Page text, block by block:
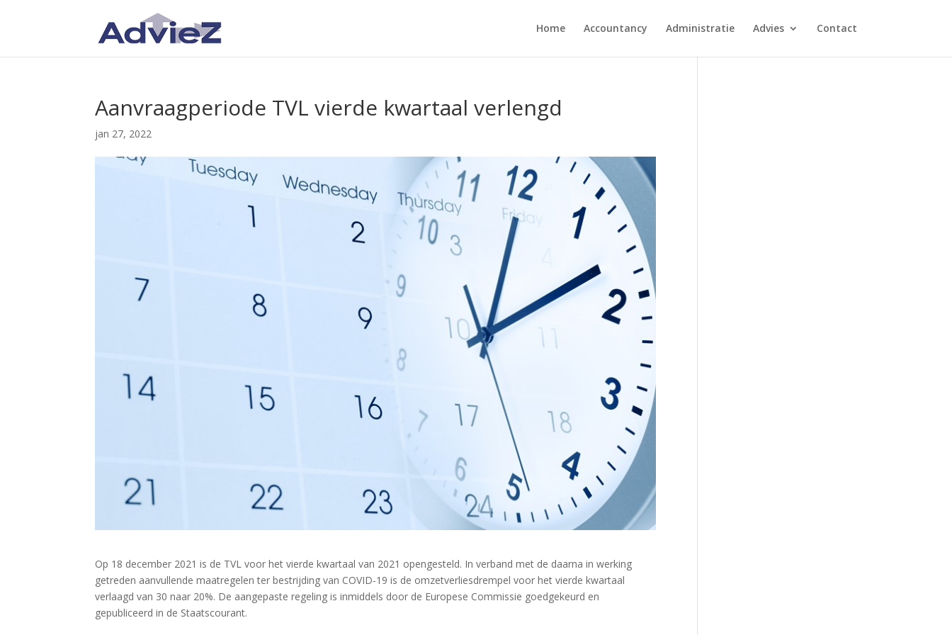
Home Accountancy Administratie Advies Contact
Aanvraagperiode TVL vierde kwartaal verlengd
jan 27, 2022
Op 18 december 2021 is de TVL voor het vierde kwartaal van 2021 opengesteld. In verband met de daarna in werking
getreden aanvullende maatregelen ter bestrijding van COVID-19 is de omzetverliesdrempel voor het vierde kwartaal
verlaagd van 30 naar 20%. De aangepaste regeling is inmiddels door de Europese Commissie goedgekeurd en
gepubliceerd in de Staatscourant.